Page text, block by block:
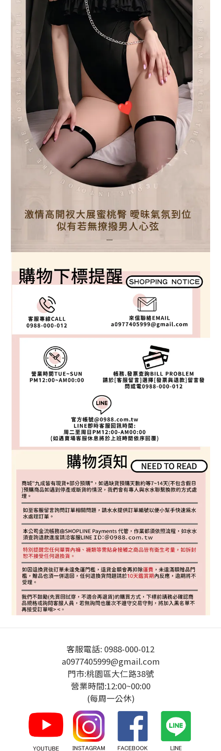
客服電話: 0988-000-012
a0977405999@gmail.com
門市:桃園區大仁路38號
營業時間:12:00~00:00
(每周一公休)